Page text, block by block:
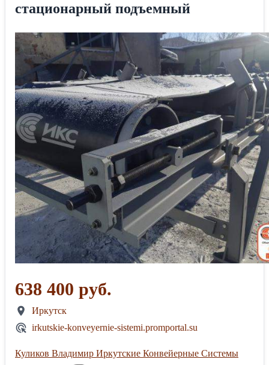
стационарный подъемный
638 400 руб.
Иркутск
irkutskie-konveyernie-sistemi.promportal.su
Куликов Владимир Иркутские Конвейерные Системы